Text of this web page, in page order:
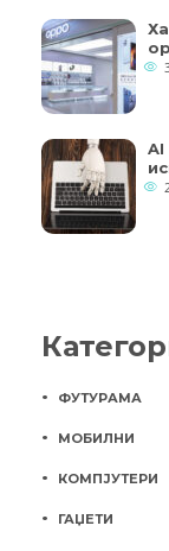
ФУТУРАМА
МОБИЛНИ
КОМПЈУТЕРИ
ГАЏЕТИ